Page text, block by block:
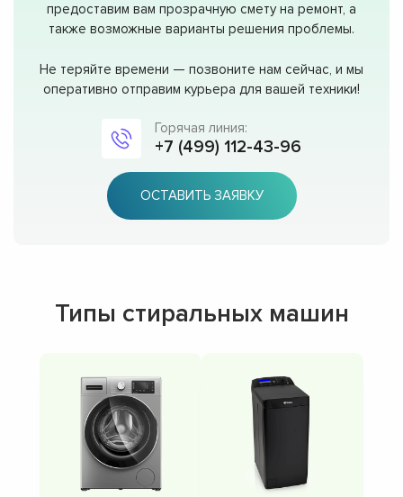
предоставим вам прозрачную смету на ремонт, а
также возможные варианты решения проблемы.
Не теряйте времени — позвоните нам сейчас, и мы
оперативно отправим курьера для вашей техники!
Горячая линия:
+7 (499) 112-43-96
ОСТАВИТЬ ЗАЯВКУ
Типы стиральных машин